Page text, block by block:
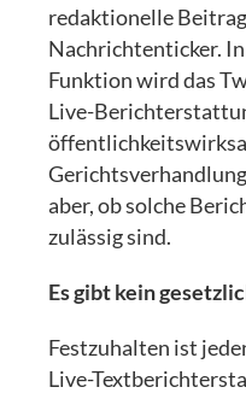
redaktionelle
Nachrichtenticker.
Funktion wird das
Live-
aber, ob solche
zulässig sind.
Es gibt kein
Festzuhalten ist
Live-